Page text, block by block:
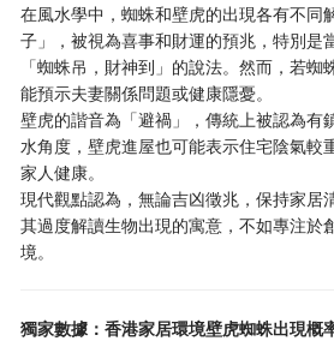
在風水學中，蜘蛛和壁虎的出現各有不同
子」，被視為喜事和財運的預兆，特別是
「蜘蛛吊，財神到」的說法。然而，若
能預示夫妻關係問題或健康隱憂。
壁虎的諧音為「避禍」，傳統上被認為有
水角度，壁虎進屋也可能表示住宅陰氣較
家人健康。
現代觀點認為，無論吉凶徵兆，保持家居
其過度解讀生物出現的寓意，不如專注於
境。
獨家數據：香港家居環境壁虎蜘蛛出現概